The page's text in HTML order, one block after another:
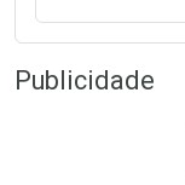
Publicidade